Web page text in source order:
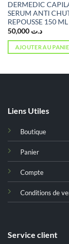
DERMEDIC
SERUM ANTI
REPOUSSE 150 ML
د.ت 50,000
AJOUTER AU
Liens Utiles
Boutique
Panier
Compte
Conditions de
Service client